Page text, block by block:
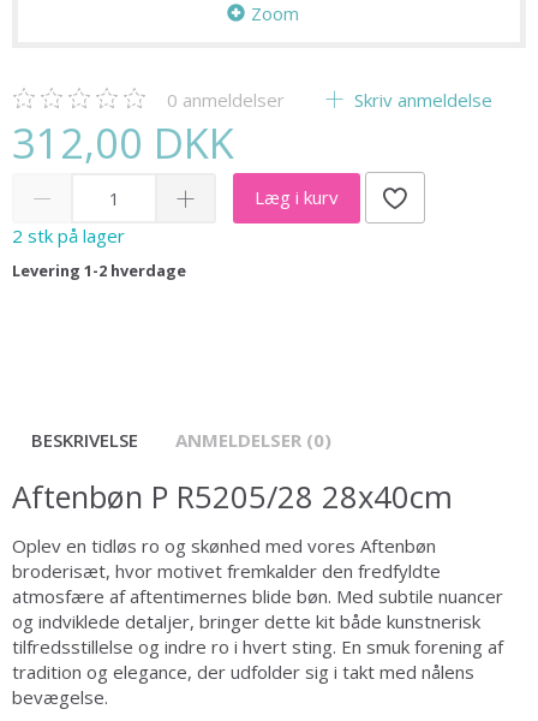
Zoom
0 anmeldelser Skriv anmeldelse
312,00 DKK
Læg i kurv
2 stk på lager
Levering 1-2 hverdage
BESKRIVELSE ANMELDELSER (0)
Aftenbøn P R5205/28 28x40cm
Oplev en tidløs ro og skønhed med vores Aftenbøn
broderisæt, hvor motivet fremkalder den fredfyldte
atmosfære af aftentimernes blide bøn. Med subtile nuancer
og indviklede detaljer, bringer dette kit både kunstnerisk
tilfredsstillelse og indre ro i hvert sting. En smuk forening af
tradition og elegance, der udfolder sig i takt med nålens
bevægelse.